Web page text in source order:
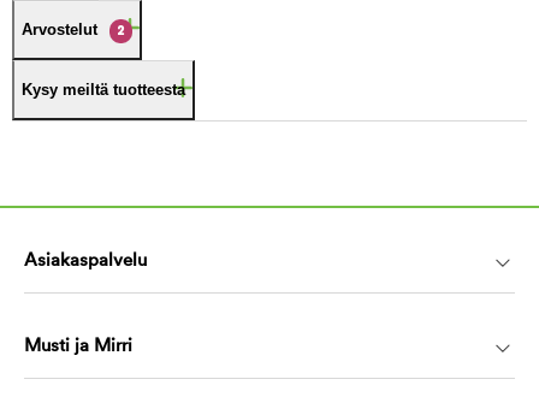
Arvostelut 2
Kysy meiltä tuotteesta
Asiakaspalvelu
Musti ja Mirri